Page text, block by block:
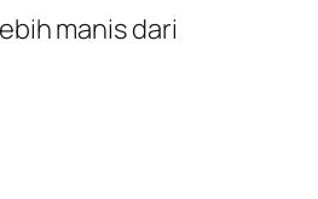
manis dari